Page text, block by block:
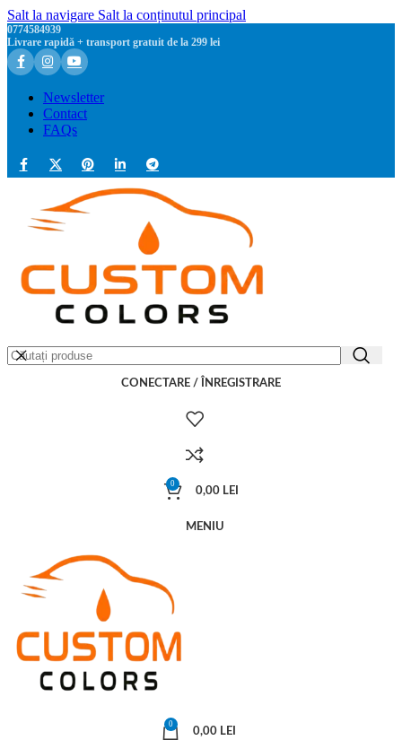
Salt la navigare Salt la conținutul principal
0774584939
Livrare rapidă + transport gratuit de la 299 lei
Newsletter
Contact
FAQs
CONECTARE / ÎNREGISTRARE
0
0,00 LEI
MENIU
0
0,00 LEI